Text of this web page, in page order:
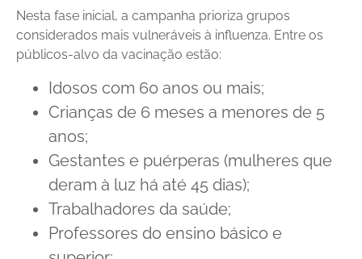
Nesta fase inicial, a campanha prioriza grupos
considerados mais vulneráveis à influenza. Entre os
públicos-alvo da vacinação estão:
Idosos com 60 anos ou mais;
Crianças de 6 meses a menores de 5
anos;
Gestantes e puérperas (mulheres que
deram à luz há até 45 dias);
Trabalhadores da saúde;
Professores do ensino básico e